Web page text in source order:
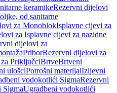
keramikeRezervni dijelovi
od sanitarne
za MonoblokIsplavne cijevi za
za Isplavne cijevi za nazidne
dijelovi za
PriborRezervni dijelovi za
PriključciBrtveBrtveni
ulošciPotrošni materijalIzljevni
vodokotlići SigmaRezervni
SigmaUgradbeni vodokotlići